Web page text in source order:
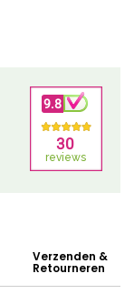
Verzenden &
Retourneren